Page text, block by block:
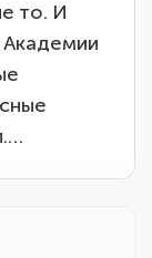
то. И